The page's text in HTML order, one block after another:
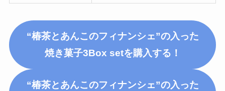
“椿茶とあんこのフィナンシェ”の入った
焼き菓子3Box setを購入する！
“椿茶とあんこのフィナンシェ”の入った